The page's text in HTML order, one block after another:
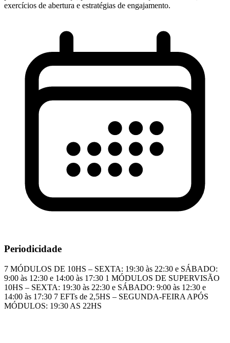
exercícios de abertura e estratégias de engajamento.
Periodicidade
7 MÓDULOS DE 10HS – SEXTA: 19:30 às 22:30 e SÁBADO:
9:00 às 12:30 e 14:00 às 17:30 1 MÓDULOS DE SUPERVISÃO
10HS – SEXTA: 19:30 às 22:30 e SÁBADO: 9:00 às 12:30 e
14:00 às 17:30 7 EFTs de 2,5HS – SEGUNDA-FEIRA APÓS
MÓDULOS: 19:30 AS 22HS